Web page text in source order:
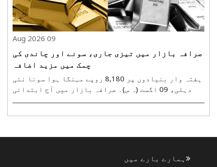
09 Aug 2026
صرافہ بازار میں تیزی جاری، سونے اور چاندی کی
چمک میں مزید اضافہ
ہفتہ وار بنیادوں پر 8,180 روپے مہنگا ہوا سونا نئی
دہلی، 09 اگست (ہ س)۔ صرافہ بازار میں آج ابتدائی
ہمارے بارے میں